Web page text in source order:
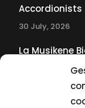
Accordionists
30 July, 2026
La Musikene
Tolliver en el